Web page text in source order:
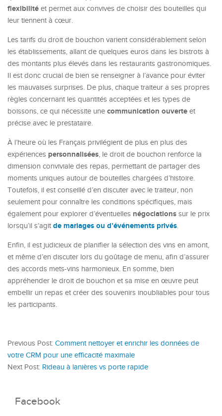
flexibilité et permet aux convives de choisir des bouteilles qui
leur tiennent à cœur.
Les tarifs du droit de bouchon varient considérablement selon
les établissements, allant de quelques euros dans les bistrots à
des montants plus élevés dans les restaurants gastronomiques.
Il est donc crucial de bien se renseigner à l’avance pour éviter
les mauvaises surprises. De plus, chaque traiteur a ses propres
règles concernant les quantités acceptées et les types de
boissons, ce qui nécessite une communication ouverte et
précise avec le prestataire.
À l’heure où les Français privilégient de plus en plus des
expériences personnalisées, le droit de bouchon renforce la
dimension conviviale des repas, permettant de partager des
moments uniques autour de bouteilles chargées d’histoire.
Toutefois, il est conseillé d’en discuter avec le traiteur, non
seulement pour connaître les conditions spécifiques, mais
également pour explorer d’éventuelles négociations sur le prix
lorsqu’il s’agit de mariages ou d’événements privés.
Enfin, il est judicieux de planifier la sélection des vins en amont,
et même d’en discuter lors du goûtage de menu, afin d’assurer
des accords mets-vins harmonieux. En somme, bien
appréhender le droit de bouchon et sa mise en œuvre peut
embellir un repas et créer des souvenirs inoubliables pour tous
les participants.
Previous Post: Comment nettoyer et enrichir les données de
votre CRM pour une efficacité maximale
Next Post: Rideau à lanières vs porte rapide
Facebook